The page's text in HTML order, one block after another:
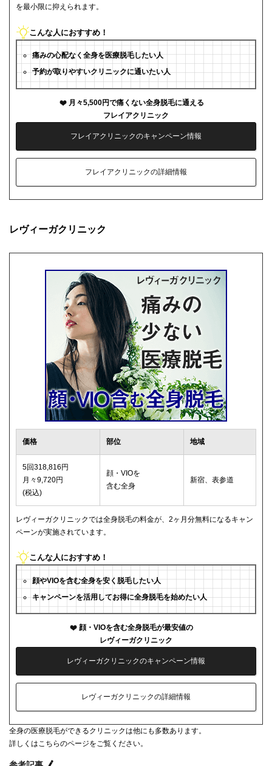
を最小限に抑えられます。
こんな人におすすめ！
痛みの心配なく全身を医療脱毛したい人
予約が取りやすいクリニックに通いたい人
月々5,500円で痛くない全身脱毛に通える
フレイアクリニック
フレイアクリニックのキャンペーン情報
フレイアクリニックの詳細情報
レヴィーガクリニック
価格 部位 地域
5回318,816円
月々9,720円
(税込)
顔・VIOを
含む全身
新宿、表参道
レヴィーガクリニックでは全身脱毛の料金が、2ヶ月分無料になるキャン
ペーンが実施されています。
こんな人におすすめ！
顔やVIOを含む全身を安く脱毛したい人
キャンペーンを活用してお得に全身脱毛を始めたい人
顔・VIOを含む全身脱毛が最安値の
レヴィーガクリニック
レヴィーガクリニックのキャンペーン情報
レヴィーガクリニックの詳細情報
全身の医療脱毛ができるクリニックは他にも多数あります。
詳しくはこちらのページをご覧ください。